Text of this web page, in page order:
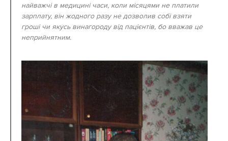
найважчі в медицині часи, коли місяцями не платили
зарплату, він жодного разу не дозволив собі взяти
гроші чи якусь винагороду від пацієнтів, бо вважав це
неприйнятним.